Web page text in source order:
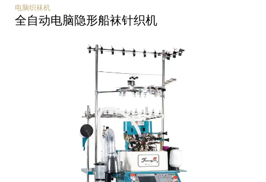
电脑织袜机
全自动电脑隐形船袜针织机